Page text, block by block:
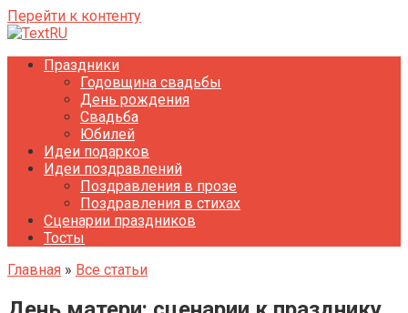
Перейти к контенту
Праздники
Годовщина свадьбы
День рождения
Свадьба
Юбилей
Идеи подарков
Идеи поздравлений
Поздравления в прозе
Поздравления в стихах
Сценарии праздников
Тосты
Главная » Все статьи